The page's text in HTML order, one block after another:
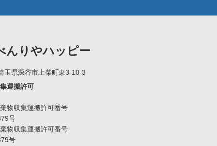
んりやハッピー
玉県深谷市上柴町東3-10-3
運搬許可
物収集運搬許可番号
号
物収集運搬許可番号
号